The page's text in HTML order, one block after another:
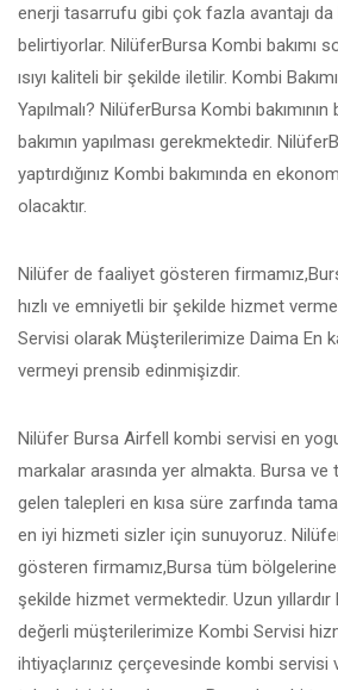
enerji tasarrufu gibi çok fazla avantajı
belirtiyorlar. NilüferBursa Kombi bakımı
ısıyı kaliteli bir şekilde iletilir. Kombi
Yapılmalı? NilüferBursa Kombi
bakımın yapılması gerekmektedir.
yaptırdığınız Kombi bakımında en
olacaktır.
Nilüfer de faaliyet gösteren
hızlı ve emniyetli bir şekilde hizmet
Servisi olarak Müşterilerimize Daima En
vermeyi prensib edinmişizdir.
Nilüfer Bursa Airfell kombi servisi en
markalar arasında yer almakta. Bursa
gelen talepleri en kısa süre zarfında
en iyi hizmeti sizler için sunuyoruz.
gösteren firmamız,Bursa tüm bölgelerine
şekilde hizmet vermektedir. Uzun
değerli müşterilerimize Kombi Servisi
ihtiyaçlarınız çerçevesinde kombi